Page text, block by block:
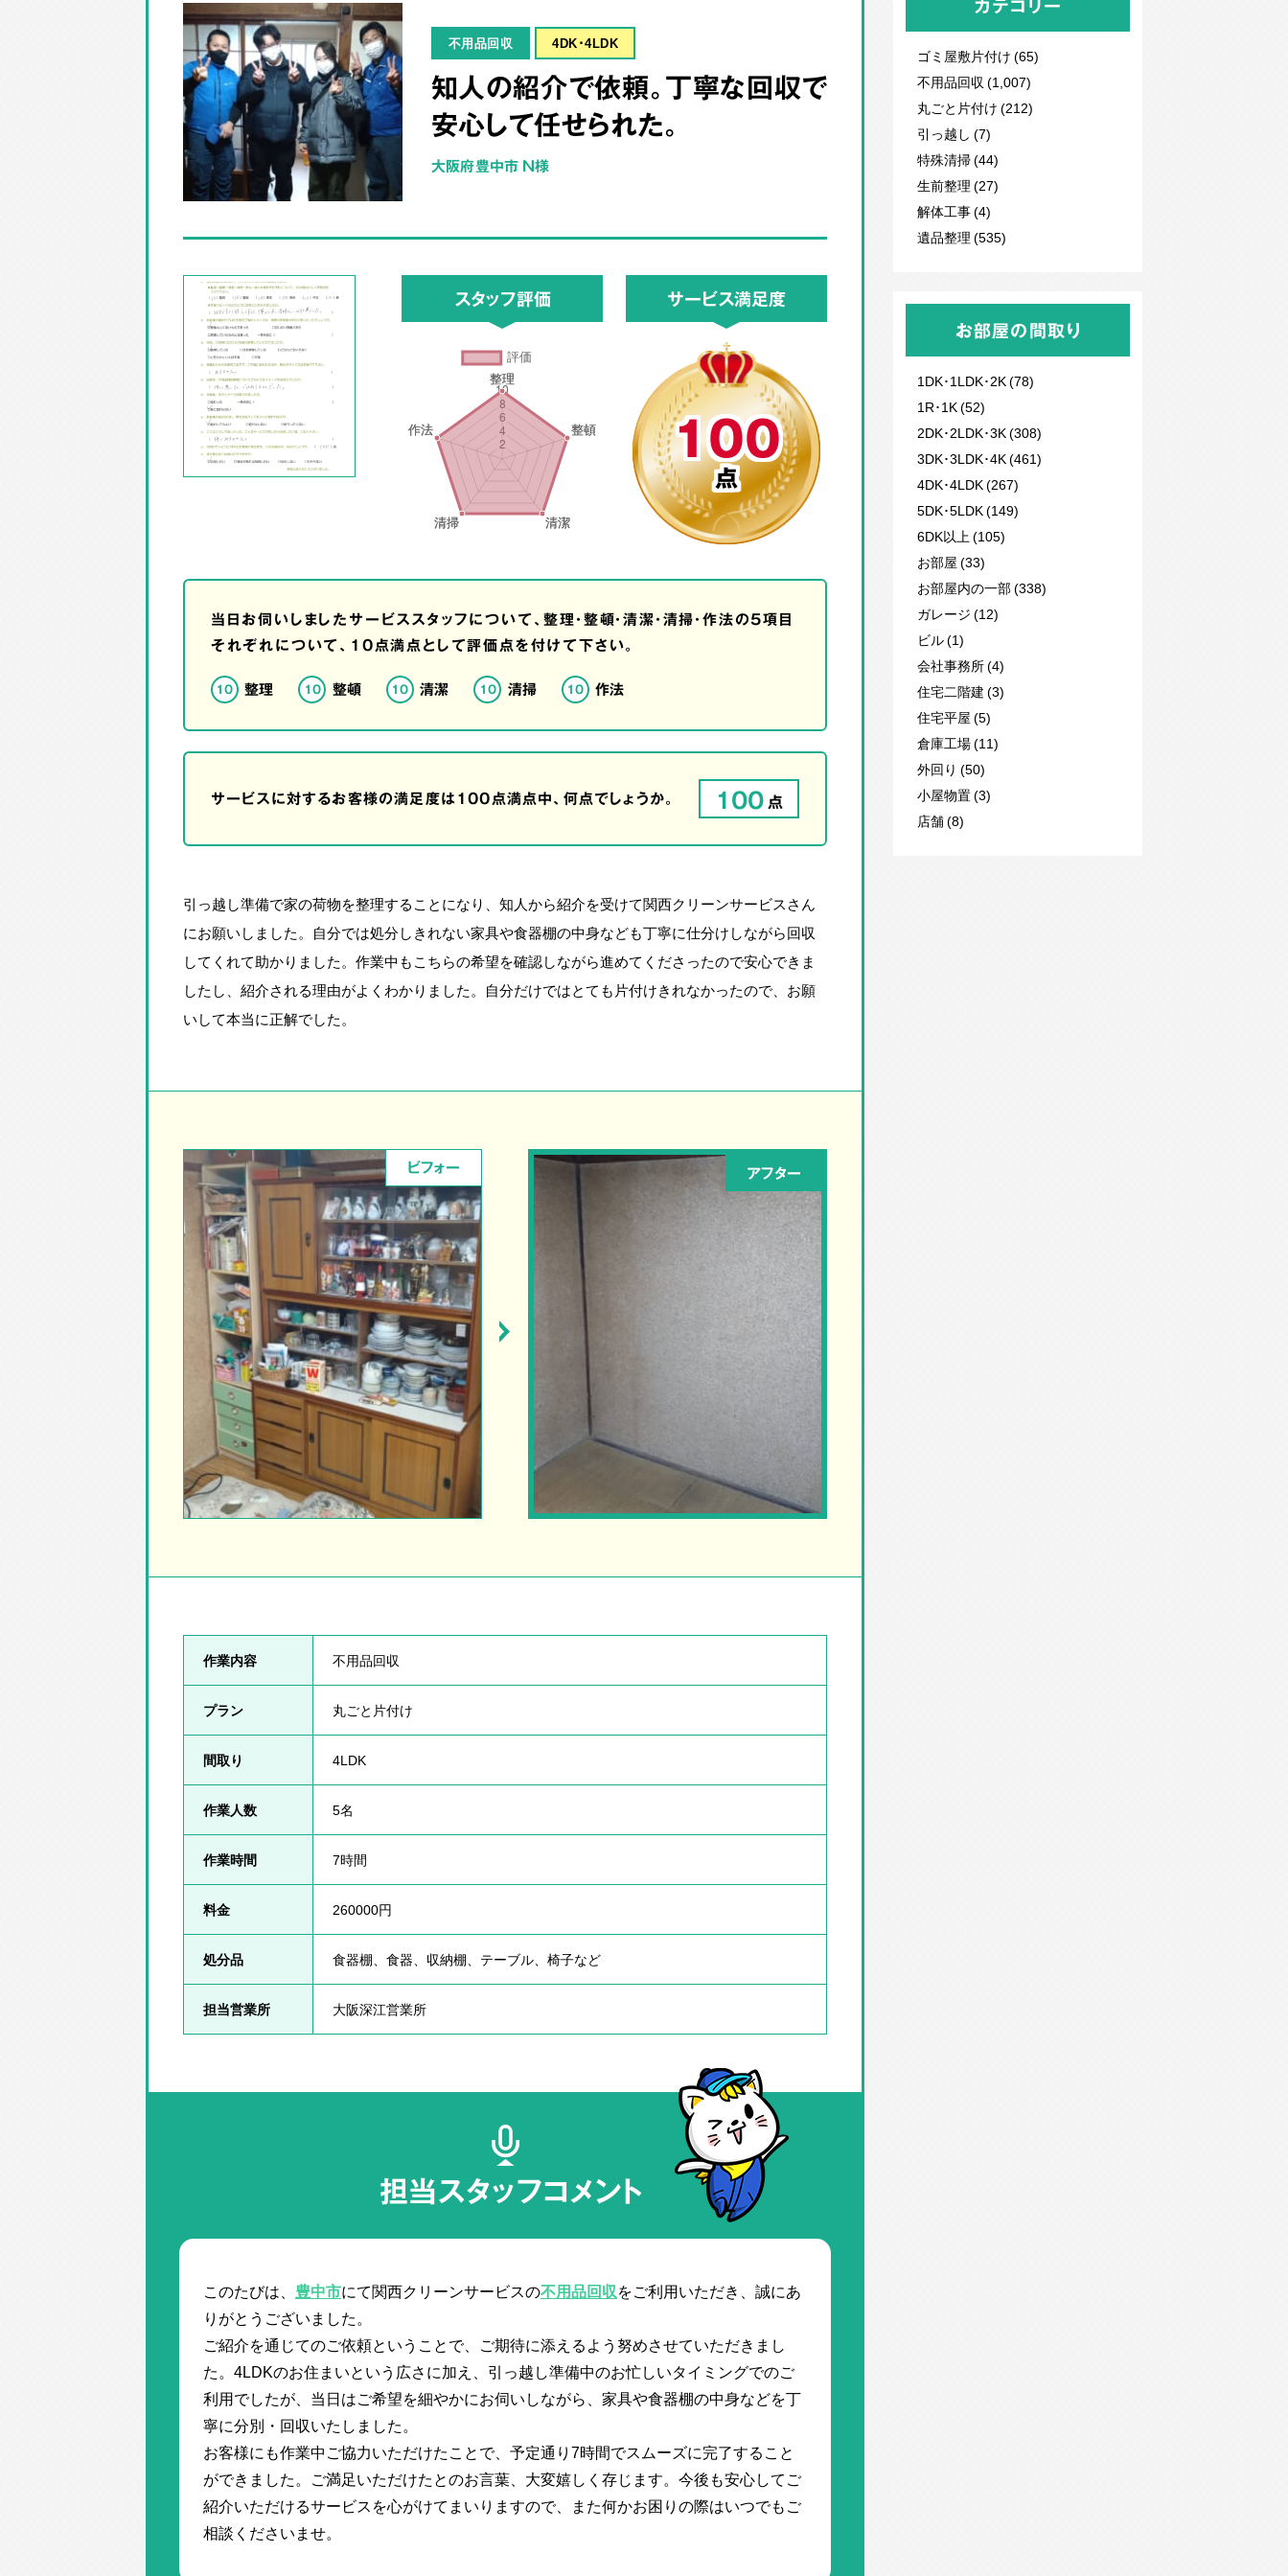
不用品回収 4DK･4LDK
知人の紹介で依頼。丁寧な回収で
安心して任せられた。
大阪府豊中市 N様
スタッフ評価 サービス満足度
100
点
当日お伺いしましたサービススタッフについて、整理・整頓・清潔・清掃・作法の5項目
それぞれについて、10点満点として評価点を付けて下さい。
10 整理 10 整頓 10 清潔 10 清掃 10 作法
サービスに対するお客様の満足度は100点満点中、何点でしょうか。 100 点
引っ越し準備で家の荷物を整理することになり、知人から紹介を受けて関西クリーンサービスさん
にお願いしました。自分では処分しきれない家具や食器棚の中身なども丁寧に仕分けしながら回収
してくれて助かりました。作業中もこちらの希望を確認しながら進めてくださったので安心できま
したし、紹介される理由がよくわかりました。自分だけではとても片付けきれなかったので、お願
いして本当に正解でした。
ビフォー アフター
作業内容 不用品回収
プラン 丸ごと片付け
間取り 4LDK
作業人数 5名
作業時間 7時間
料金 260000円
処分品 食器棚、食器、収納棚、テーブル、椅子など
担当営業所 大阪深江営業所
担当スタッフコメント
このたびは、 豊中市にて関西クリーンサービスの不用品回収をご利用いただき、誠にあ
りがとうございました。
ご紹介を通じてのご依頼ということで、ご期待に添えるよう努めさせていただきまし
た。4LDKのお住まいという広さに加え、引っ越し準備中のお忙しいタイミングでのご
利用でしたが、当日はご希望を細やかにお伺いしながら、家具や食器棚の中身などを丁
寧に分別・回収いたしました。
お客様にも作業中ご協力いただけたことで、予定通り7時間でスムーズに完了すること
ができました。ご満足いただけたとのお言葉、大変嬉しく存じます。今後も安心してご
紹介いただけるサービスを心がけてまいりますので、また何かお困りの際はいつでもご
相談くださいませ。
カテゴリー
ゴミ屋敷片付け (65)
不用品回収 (1,007)
丸ごと片付け (212)
引っ越し (7)
特殊清掃 (44)
生前整理 (27)
解体工事 (4)
遺品整理 (535)
お部屋の間取り
1DK･1LDK･2K (78)
1R･1K (52)
2DK･2LDK･3K (308)
3DK･3LDK･4K (461)
4DK･4LDK (267)
5DK･5LDK (149)
6DK以上 (105)
お部屋 (33)
お部屋内の一部 (338)
ガレージ (12)
ビル (1)
会社事務所 (4)
住宅二階建 (3)
住宅平屋 (5)
倉庫工場 (11)
外回り (50)
小屋物置 (3)
店舗 (8)